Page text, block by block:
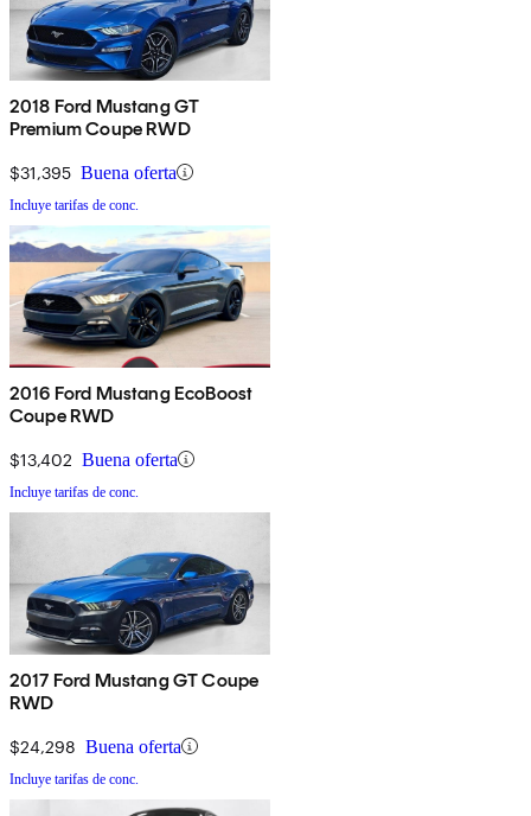
2018 Ford Mustang GT
Premium Coupe RWD
$31,395 Buena oferta
Incluye tarifas de conc.
2016 Ford Mustang EcoBoost
Coupe RWD
$13,402 Buena oferta
Incluye tarifas de conc.
2017 Ford Mustang GT Coupe
RWD
$24,298 Buena oferta
Incluye tarifas de conc.